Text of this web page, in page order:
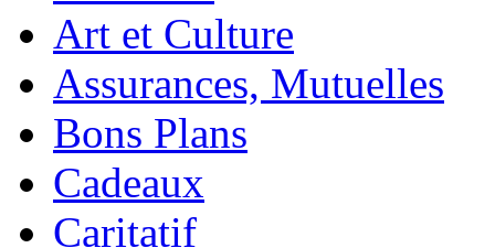
Art et Culture
Assurances, Mutuelles
Bons Plans
Cadeaux
Caritatif